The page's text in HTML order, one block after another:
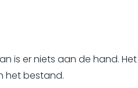
is er niets aan de hand. Het
het bestand.